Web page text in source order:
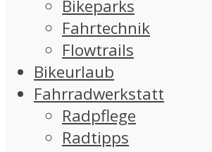
Bikeparks
Fahrtechnik
Flowtrails
Bikeurlaub
Fahrradwerkstatt
Radpflege
Radtipps